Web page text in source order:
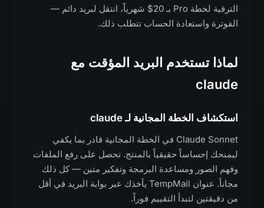
الترقية لخطة Pro بـ 20$ شهرياً، انتقل لبريد دائم —
الفوترة واستعادة الحساب تتطلب ذلك.
لماذا تستخدم البريد المؤقت مع
claude
استكشاف الخطة المجانية لـ claude
Claude Sonnet في الخطة المجانية قادر بما يكفي
ليمنحك إحساساً حقيقياً بالمنتج. تحصل على رفع الملفات
وفهم الصور ومساعدة البرمجة وتفكير متين — كل ذلك
مجاناً. عنوان TempMail يأخذك عبر بوابة البريد في أقل
من دقيقتين لتبدأ التقييم فوراً.